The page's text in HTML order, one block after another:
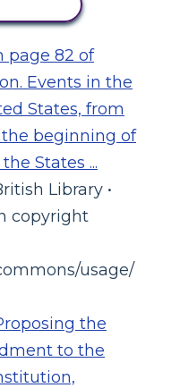
page 82 of
Events in the
States, from
beginning of
States ...
Library •
copyright
usage/
the
to the